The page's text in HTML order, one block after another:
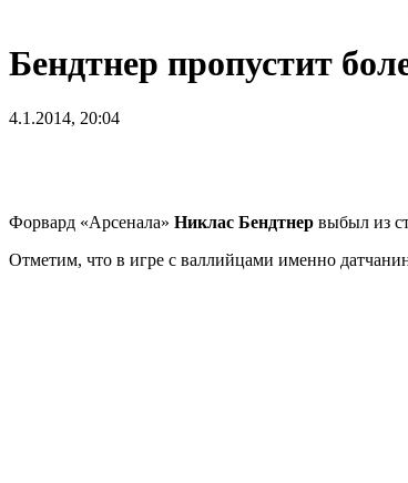
Бендтнер пропустит
4.1.2014, 20:04
Форвард «Арсенала» Никлас Бендтнер выбыл из
Отметим, что в игре с валлийцами именно